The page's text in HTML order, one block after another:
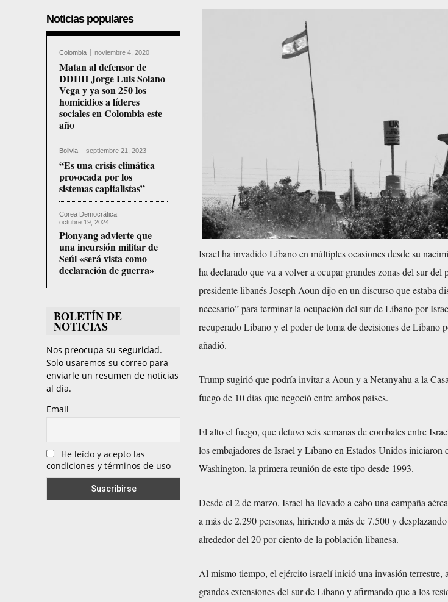
Noticias populares
Colombia noviembre 4, 2020
Matan al defensor de
DDHH Jorge Luis Solano
Vega y ya son 250 los
homicidios a líderes
sociales en Colombia este
año
Bolivia septiembre 21, 2023
“Es una crisis climática
provocada por los
sistemas capitalistas”
Corea Democrática
octubre 19, 2024
Pionyang advierte que
una incursión militar de
Seúl «será vista como
declaración de guerra»
BOLETÍN DE
NOTICIAS
Nos preocupa su seguridad.
Solo usaremos su correo para
enviarle un resumen de noticias
al día.
Email
He leído y acepto las
condiciones y términos de uso
Israel ha invadido Líbano en múltiples ocasiones desde su
ha declarado que va a volver a ocupar grandes zonas del sur del
presidente libanés Joseph Aoun dijo en un discurso que estaba
necesario” para terminar la ocupación del sur de Líbano por
recuperado Líbano y el poder de toma de decisiones de Líbano
añadió.
Trump sugirió que podría invitar a Aoun y a Netanyahu a la
fuego de 10 días que negoció entre ambos países.
El alto el fuego, que detuvo seis semanas de combates entre
los embajadores de Israel y Líbano en Estados Unidos iniciaron
Washington, la primera reunión de este tipo desde 1993.
Desde el 2 de marzo, Israel ha llevado a cabo una campaña
a más de 2.290 personas, hiriendo a más de 7.500 y
alrededor del 20 por ciento de la población libanesa.
Al mismo tiempo, el ejército israelí inició una invasión terrestre,
grandes extensiones del sur de Líbano y afirmando que a los